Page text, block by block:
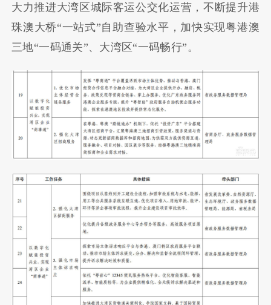
大力推进大湾区城际客运公交化运营，不断提升港
珠澳大桥“一站式”自助查验水平，加快实现粤港澳
三地“一码通关”、大湾区“一码畅行”。